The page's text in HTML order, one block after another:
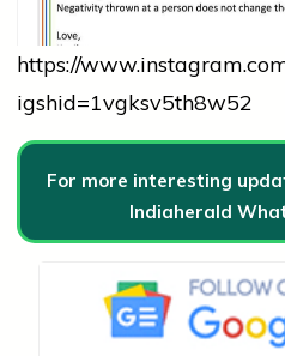
https://
igshid=1vgksv5th8w52
For more interesting
Indiaherald